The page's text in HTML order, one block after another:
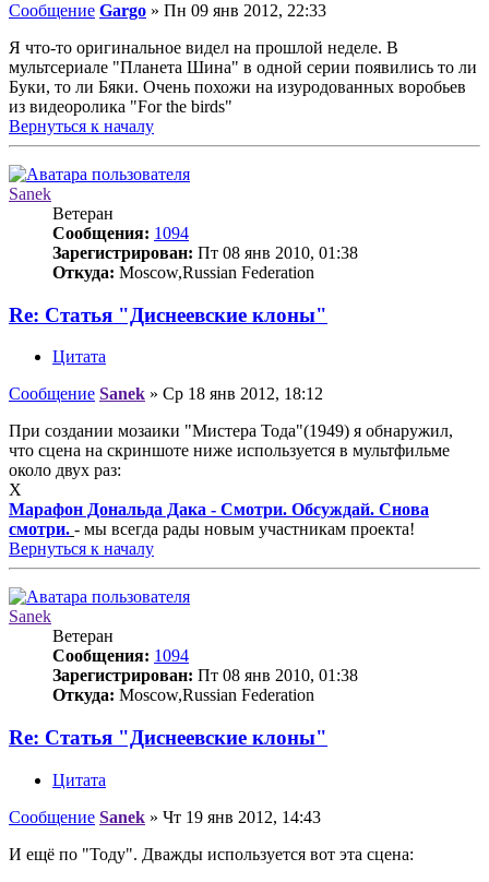
Сообщение Gargo » Пн 09 янв 2012, 22:33
Я что-то оригинальное видел на прошлой неделе. В
мультсериале "Планета Шина" в одной серии появились то ли
Буки, то ли Бяки. Очень похожи на изуродованных воробьев
из видеоролика "For the birds"
Вернуться к началу
Sanek
Ветеран
Сообщения: 1094
Зарегистрирован: Пт 08 янв 2010, 01:38
Откуда: Moscow,Russian Federation
Re: Статья "Диснеевские клоны"
Цитата
Сообщение Sanek » Ср 18 янв 2012, 18:12
При создании мозаики "Мистера Тода"(1949) я обнаружил,
что сцена на скриншоте ниже используется в мультфильме
около двух раз:
X
Марафон Дональда Дака - Смотри. Обсуждай. Снова
смотри. - мы всегда рады новым участникам проекта!
Вернуться к началу
Sanek
Ветеран
Сообщения: 1094
Зарегистрирован: Пт 08 янв 2010, 01:38
Откуда: Moscow,Russian Federation
Re: Статья "Диснеевские клоны"
Цитата
Сообщение Sanek » Чт 19 янв 2012, 14:43
И ещё по "Тоду". Дважды используется вот эта сцена: